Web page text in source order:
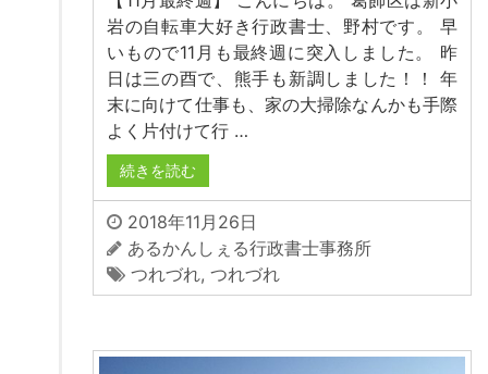
岩の自転車大好き行政書士、野村です。 早
いもので11月も最終週に突入しました。 昨
日は三の酉で、熊手も新調しました！！ 年
末に向けて仕事も、家の大掃除なんかも手際
よく片付けて行 …
続きを読む
2018年11月26日
あるかんしぇる行政書士事務所
つれづれ, つれづれ